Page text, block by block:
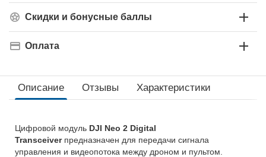
Скидки и бонусные баллы
Оплата
Описание Отзывы Характеристики
Цифровой модуль DJI Neo 2 Digital
Transceiverпредназначен для передачи сигнала
управления и видеопотока между дроном и пультом.